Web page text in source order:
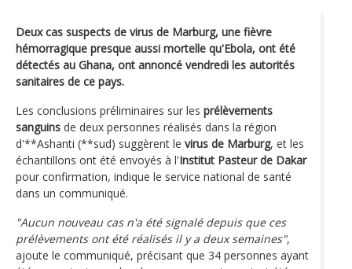
Deux cas suspects de virus de Marburg, une fièvre
hémorragique presque aussi mortelle qu'Ebola, ont été
détectés au Ghana, ont annoncé vendredi les autorités
sanitaires de ce pays.
Les conclusions préliminaires sur les prélèvements
sanguins de deux personnes réalisés dans la région
d'**Ashanti (**sud) suggèrent le virus de Marburg, et les
échantillons ont été envoyés à l'Institut Pasteur de Dakar
pour confirmation, indique le service national de santé
dans un communiqué.
"Aucun nouveau cas n'a été signalé depuis que ces
prélèvements ont été réalisés il y a deux semaines",
ajoute le communiqué, précisant que 34 personnes ayant